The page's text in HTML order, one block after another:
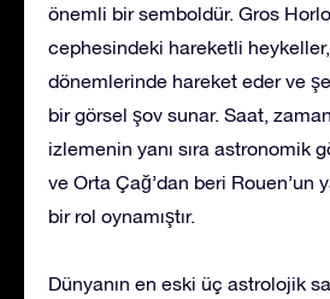
önemli bir semboldür. Gros
cephesindeki hareketli heykeller,
dönemlerinde hareket eder ve
bir görsel şov sunar. Saat,
izlemenin yanı sıra astronomik
ve Orta Çağ’dan beri Rouen’un
bir rol oynamıştır.
Dünyanın en eski üç astrolojik